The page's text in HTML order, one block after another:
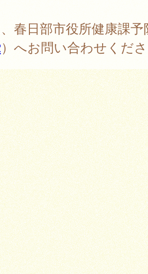
春日部市役所健康課予
）へお問い合わせくだ